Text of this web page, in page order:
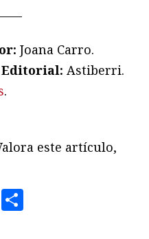
Joana Carro.
Editorial: Astiberri.
.
este artículo,
Email